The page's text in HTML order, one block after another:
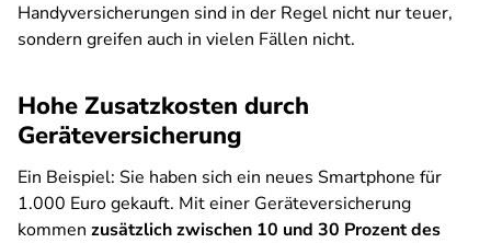
Handyversicherungen sind in der Regel nicht nur teuer,
sondern greifen auch in vielen Fällen nicht.
Hohe Zusatzkosten durch
Geräteversicherung
Ein Beispiel: Sie haben sich ein neues Smartphone für
1.000 Euro gekauft. Mit einer Geräteversicherung
kommen zusätzlich zwischen 10 und 30 Prozent des